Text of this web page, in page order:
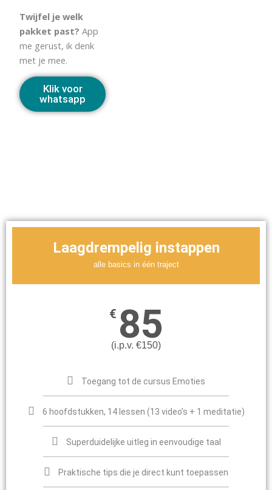
Twijfel je welk
pakket past? App
me gerust, ik denk
met je mee.
Klik voor
whatsapp
Laagdrempelig instappen
alle basics in één traject
€ 85
(i.p.v. €150)
Toegang tot de cursus Emoties
6 hoofdstukken, 14 lessen (13 video’s + 1 meditatie)
Superduidelijke uitleg in eenvoudige taal
Praktische tips die je direct kunt toepassen